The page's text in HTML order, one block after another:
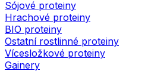
Sójové proteiny
Hrachové proteiny
BIO proteiny
Ostatní rostlinné proteiny
Vícesložkové proteiny
Gainery